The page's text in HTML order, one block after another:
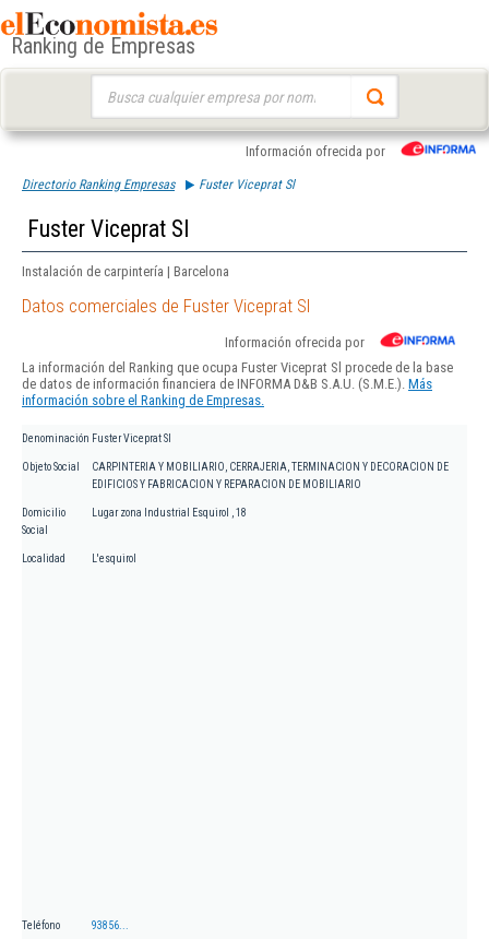
Ranking de Empresas
Información ofrecida por
Directorio Ranking Empresas Fuster Viceprat Sl
Fuster Viceprat Sl
Instalación de carpintería | Barcelona
Datos comerciales de Fuster Viceprat Sl
Información ofrecida por
La información del Ranking que ocupa Fuster Viceprat Sl procede de la base
de datos de información financiera de INFORMA D&B S.A.U. (S.M.E.). Más
información sobre el Ranking de Empresas.
Denominación Fuster Viceprat Sl
Objeto Social
CARPINTERIA Y MOBILIARIO, CERRAJERIA, TERMINACION Y DECORACION DE
EDIFICIOS Y FABRICACION Y REPARACION DE MOBILIARIO
Domicilio
Social
Lugar zona Industrial Esquirol , 18
Localidad L'esquirol
Teléfono 93856...